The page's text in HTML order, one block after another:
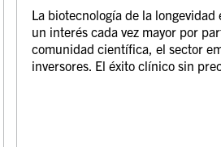
La biotecnología de la longevidad
un interés cada vez mayor por
comunidad científica, el sector
inversores. El éxito clínico sin